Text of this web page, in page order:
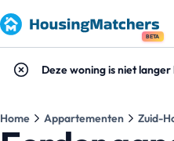
BETA
Deze woning is niet
Home Appartementen Zuid-